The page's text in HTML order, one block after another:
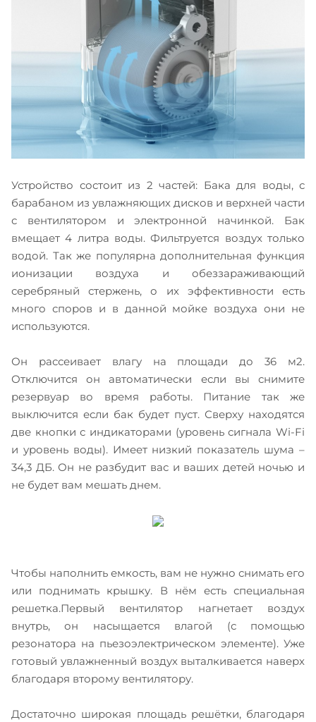
Устройство состоит из 2 частей: Бака для воды, с
барабаном из увлажняющих дисков и верхней части
с вентилятором и электронной начинкой. Бак
вмещает 4 литра воды. Фильтруется воздух только
водой. Так же популярна дополнительная функция
ионизации воздуха и обеззараживающий
серебряный стержень, о их эффективности есть
много споров и в данной мойке воздуха они не
используются.
Он рассеивает влагу на площади до 36 м2.
Отключится он автоматически если вы снимите
резервуар во время работы. Питание так же
выключится если бак будет пуст. Сверху находятся
две кнопки с индикаторами (уровень сигнала Wi-Fi
и уровень воды). Имеет низкий показатель шума –
34,3 ДБ. Он не разбудит вас и ваших детей ночью и
не будет вам мешать днем.
Чтобы наполнить емкость, вам не нужно снимать его
или поднимать крышку. В нём есть специальная
решетка.Первый вентилятор нагнетает воздух
внутрь, он насыщается влагой (с помощью
резонатора на пьезоэлектрическом элементе). Уже
готовый увлажненный воздух выталкивается наверх
благодаря второму вентилятору.
Достаточно широкая площадь решётки, благодаря